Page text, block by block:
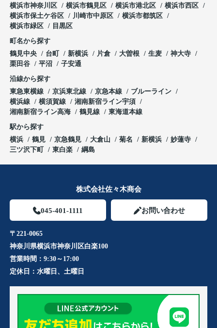
横浜市神奈川区
横浜市鶴見区 横浜市港北区
横浜市西区
横浜市保土ケ谷区
川崎市中原区
横浜市都筑区
横浜市緑区
目黒区
町名から探す
鶴見中央
台町 新横浜 片倉 大曽根 生麦
神大寺
栗田谷
平沼 子安通
沿線から探す
東急東横線
京浜東北線 京急本線
ブルーライン
横浜線
横須賀線
湘南新宿ライン宇須
湘南新宿ライン高海
鶴見線 東海道本線
駅から探す
横浜
鶴見 京急鶴見 大倉山 菊名 新横浜
妙蓮寺
三ツ沢下町
東白楽 綱島
株式会社佐々木商会
045-401-1111 お問い合わせ
〒221-0065
神奈川県横浜市神奈川区白楽100
営業時間： 9:30～17:00
定休日： 水曜日、土曜日